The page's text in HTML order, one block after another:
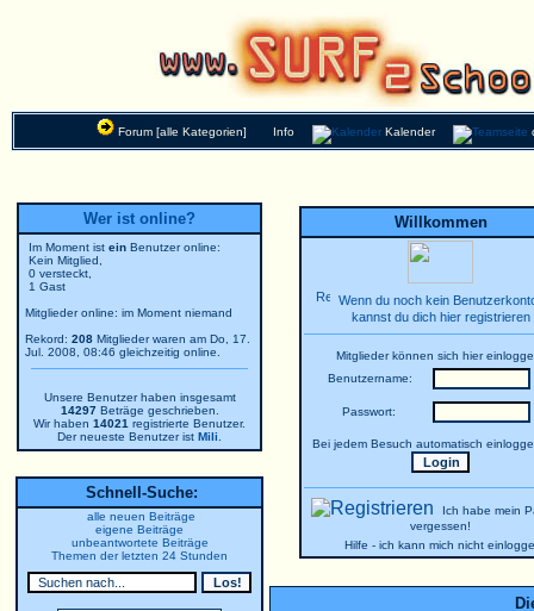
Forum [alle Kategorien] Info Kalender
Wer ist online?
Im Moment ist ein Benutzer online:
Kein Mitglied,
0 versteckt,
1 Gast
Mitglieder online: im Moment niemand
Rekord: 208 Mitglieder waren am Do, 17.
Jul. 2008, 08:46 gleichzeitig online.
Unsere Benutzer haben insgesamt
14297Beträge geschrieben.
Wir haben 14021 registrierte Benutzer.
Der neueste Benutzer ist Mili
Schnell-Suche:
alle neuen Beiträge
eigene Beiträge
unbeantwortete Beiträge
Themen der letzten 24 Stunden
Willkommen
Wenn du noch kein
kannst du dich hier registrieren
Mitglieder können sich hier
Benutzername:
Passwort:
Bei jedem Besuch automatisch
Ich habe mein
vergessen!
Hilfe - ich kann mich nicht